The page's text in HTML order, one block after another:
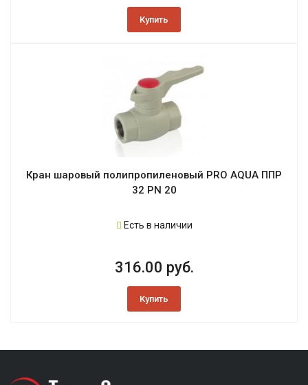
Купить
Кран шаровый полипропиленовый PRO AQUA ППР
32 PN 20
Есть в наличии
316.00 руб.
Купить